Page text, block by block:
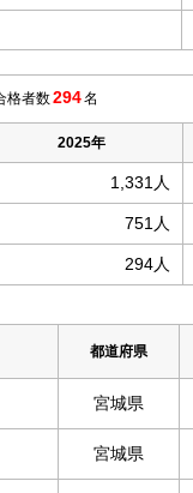
者数294名
2025年
1,331人
751人
294人
都道府県
宮城県
宮城県